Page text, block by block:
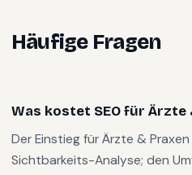
Häufige Fragen
Was kostet SEO für Ärzte
Der Einstieg für Ärzte &
Sichtbarkeits-Analyse; den